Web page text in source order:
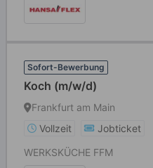
Sofort-Bewerbung
Koch (m/w/d)
Frankfurt am Main
Vollzeit
Jobticket
WERKSKÜCHE FFM